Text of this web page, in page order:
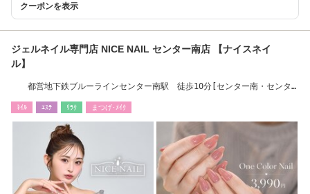
クーポンを表示
ジェルネイル専門店 NICE NAIL センター南店 【ナイスネイ
ル】
都営地下鉄ブルーラインセンター南駅 徒歩10分[センター南・センタ
ﾈｲﾙ ｴｽﾃ ﾘﾗｸ まつげ･ﾒｲｸ